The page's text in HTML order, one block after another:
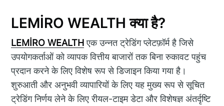
LEMİRO WEALTH क्या है?
LEMİRO WEALTH एक उन्नत ट्रेडिंग प्लेटफ़ॉर्म है जिसे
उपयोगकर्ताओं को व्यापक वित्तीय बाजारों तक बिना रुकावट पहुंच
प्रदान करने के लिए विशेष रूप से डिजाइन किया गया है।
शुरुआती और अनुभवी व्यापारियों के लिए यह मुख्य रूप से सूचित
ट्रेडिंग निर्णय लेने के लिए रीयल-टाइम डेटा और विशेषज्ञ अंतर्दृष्टि